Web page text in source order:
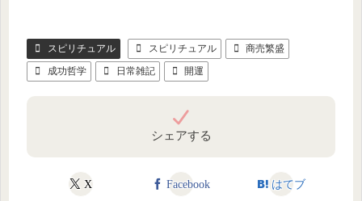
スピリチュアル スピリチュアル
商売繁盛
成功哲学
日常雑記 開運
シェアする
X Facebook はてブ